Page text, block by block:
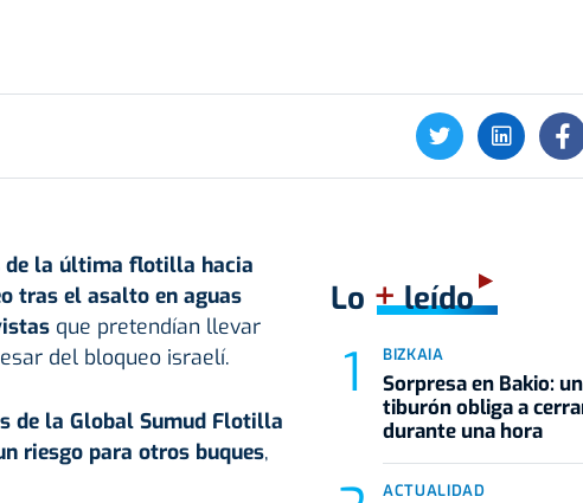
de la última flotilla hacia
tras el asalto en aguas
que pretendían llevar
del bloqueo israelí.
de la Global Sumud Flotilla
riesgo para otros buques,
Lo +leído
BIZKAIA
Sorpresa en Bakio:
tiburón obliga a
durante una hora
ACTUALIDAD